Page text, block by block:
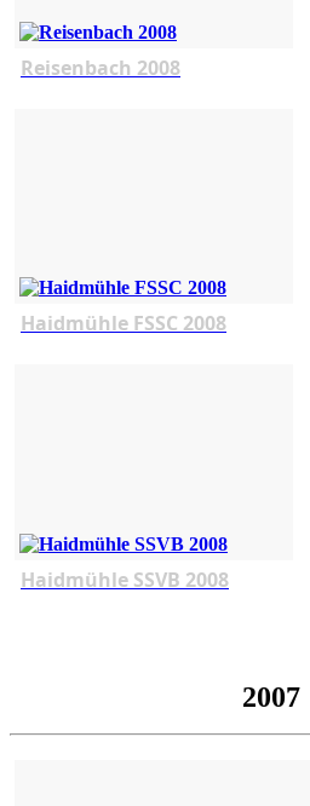
Reisenbach 2008
Haidmühle FSSC 2008
Haidmühle SSVB 2008
2007